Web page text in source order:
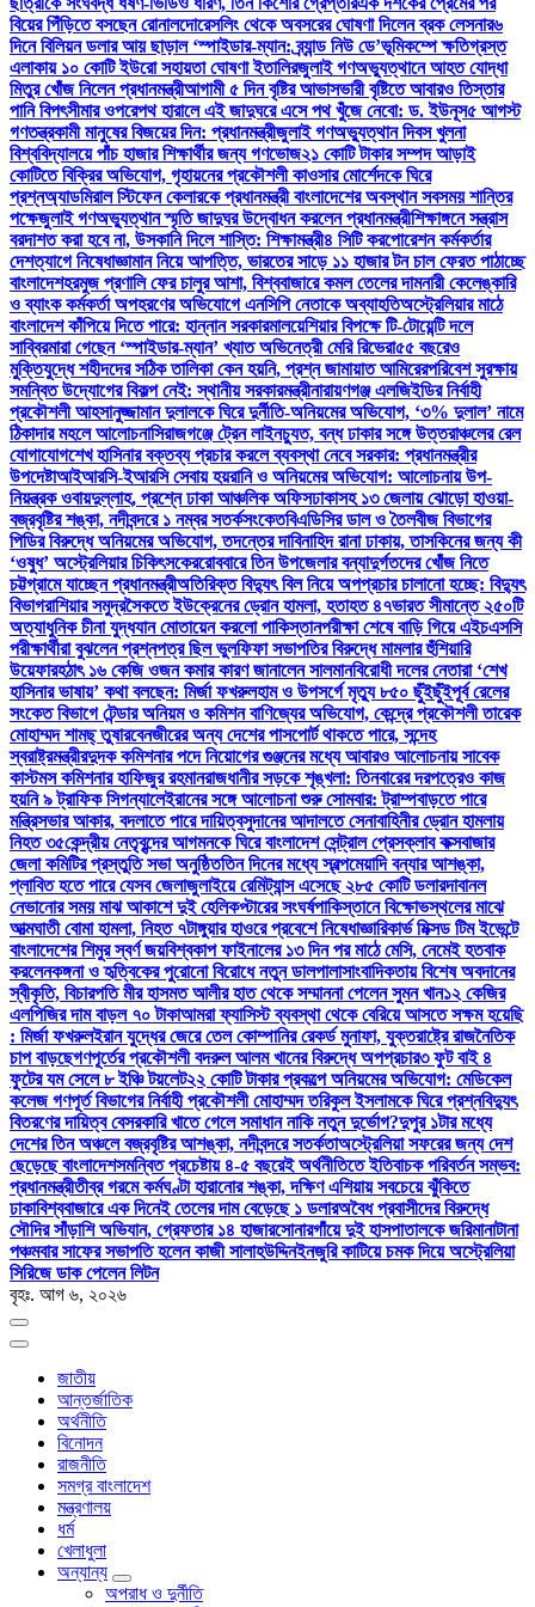
বিয়ের পিঁড়িতে বসছেন রোনালদোরেসলিং থেকে অবসরের ঘোষণা দিলেন ব্রক লেসনার৬
দিনে বিলিয়ন ডলার আয় ছাড়াল ‘স্পাইডার-ম্যান: ব্র্যান্ড নিউ ডে’ভূমিকম্পে ক্ষতিগ্রস্ত
এলাকায় ১০ কোটি ইউরো সহায়তা ঘোষণা ইতালিরজুলাই গণঅভ্যুত্থানে আহত যোদ্ধা
মিতুর খোঁজ নিলেন প্রধানমন্ত্রীআগামী ৫ দিন বৃষ্টির আভাসভারী বৃষ্টিতে আবারও তিস্তার
পানি বিপৎসীমার ওপরেপথ হারালে এই জাদুঘরে এসে পথ খুঁজে নেবো: ড. ইউনূস৫ আগস্ট
গণতন্ত্রকামী মানুষের বিজয়ের দিন: প্রধানমন্ত্রীজুলাই গণঅভ্যুত্থান দিবস খুলনা
বিশ্ববিদ্যালয়ে পাঁচ হাজার শিক্ষার্থীর জন্য গণভোজ২১ কোটি টাকার সম্পদ আড়াই
কোটিতে বিক্রির অভিযোগ, গৃহায়নের প্রকৌশলী কাওসার মোর্শেদকে ঘিরে
প্রশ্নঅ্যাডমিরাল স্টিফেন কেলারকে প্রধানমন্ত্রী বাংলাদেশের অবস্থান সবসময় শান্তির
পক্ষেজুলাই গণঅভ্যুত্থান স্মৃতি জাদুঘর উদ্বোধন করলেন প্রধানমন্ত্রীশিক্ষাঙ্গনে সন্ত্রাস
বরদাশত করা হবে না, উসকানি দিলে শাস্তি: শিক্ষামন্ত্রী৪ সিটি করপোরেশন কর্মকর্তার
দেশত্যাগে নিষেধাজ্ঞামান নিয়ে আপত্তি, ভারতের সাড়ে ১১ হাজার টন চাল ফেরত পাঠাচ্ছে
বাংলাদেশহরমুজ প্রণালি ফের চালুর আশা, বিশ্ববাজারে কমল তেলের দামনারী কেলেঙ্কারি
ও ব্যাংক কর্মকর্তা অপহরণের অভিযোগে এনসিপি নেতাকে অব্যাহতিঅস্ট্রেলিয়ার মাঠে
বাংলাদেশ কাঁপিয়ে দিতে পারে: হান্নান সরকারমালয়েশিয়ার বিপক্ষে টি-টোয়েন্টি দলে
সাব্বিরমারা গেছেন ‘স্পাইডার-ম্যান’ খ্যাত অভিনেত্রী মেরি রিভেরা৫৫ বছরেও
মুক্তিযুদ্ধে শহীদদের সঠিক তালিকা কেন হয়নি, প্রশ্ন জামায়াত আমিরেরপরিবেশ সুরক্ষায়
সমন্বিত উদ্যোগের বিকল্প নেই: স্থানীয় সরকারমন্ত্রীনারায়ণগঞ্জ এলজিইডির নির্বাহী
প্রকৌশলী আহসানুজ্জামান দুলালকে ঘিরে দুর্নীতি-অনিয়মের অভিযোগ, ‘৩% দুলাল’ নামে
ঠিকাদার মহলে আলোচনাসিরাজগঞ্জে ট্রেন লাইনচ্যুত, বন্ধ ঢাকার সঙ্গে উত্তরাঞ্চলের রেল
যোগাযোগশেখ হাসিনার বক্তব্য প্রচার করলে ব্যবস্থা নেবে সরকার: প্রধানমন্ত্রীর
উপদেষ্টাআইআরসি-ইআরসি সেবায় হয়রানি ও অনিয়মের অভিযোগ: আলোচনায় উপ-
নিয়ন্ত্রক ওবায়দুল্লাহ, প্রশ্নে ঢাকা আঞ্চলিক অফিসঢাকাসহ ১৩ জেলায় ঝোড়ো হাওয়া-
বজ্রবৃষ্টির শঙ্কা, নদীবন্দরে ১ নম্বর সতর্কসংকেতবিএডিসির ডাল ও তৈলবীজ বিভাগের
পিডির বিরুদ্ধে অনিয়মের অভিযোগ, তদন্তের দাবিনাহিদ রানা ঢাকায়, তাসকিনের জন্য কী
‘ওষুধ’ অস্ট্রেলিয়ার চিকিৎসকেররোববারে তিন উপজেলার বন্যাদুর্গতদের খোঁজ নিতে
চট্টগ্রামে যাচ্ছেন প্রধানমন্ত্রীঅতিরিক্ত বিদ্যুৎ বিল নিয়ে অপপ্রচার চালানো হচ্ছে: বিদ্যুৎ
বিভাগরাশিয়ার সমুদ্রসৈকতে ইউক্রেনের ড্রোন হামলা, হতাহত ৪৭ভারত সীমান্তে ২৫০টি
অত্যাধুনিক চীনা যুদ্ধযান মোতায়েন করলো পাকিস্তানপরীক্ষা শেষে বাড়ি গিয়ে এইচএসসি
পরীক্ষার্থীরা বুঝলেন প্রশ্নপত্র ছিল ভুলফিফা সভাপতির বিরুদ্ধে মামলার হুঁশিয়ারি
উয়েফারহঠাৎ ১৬ কেজি ওজন কমার কারণ জানালেন সালমানবিরোধী দলের নেতারা ‘শেখ
হাসিনার ভাষায়’ কথা বলছেন: মির্জা ফখরুলহাম ও উপসর্গে মৃত্যু ৮৫০ ছুঁইছুঁইপূর্ব রেলের
সংকেত বিভাগে টেন্ডার অনিয়ম ও কমিশন বাণিজ্যের অভিযোগ, কেন্দ্রে প্রকৌশলী তারেক
মোহাম্মদ শামছ্ তুষারবেনজীরের অন্য দেশের পাসপোর্ট থাকতে পারে, সন্দেহ
স্বরাষ্ট্রমন্ত্রীরদুদক কমিশনার পদে নিয়োগের গুঞ্জনের মধ্যে আবারও আলোচনায় সাবেক
কাস্টমস কমিশনার হাফিজুর রহমানরাজধানীর সড়কে শৃঙ্খলা: তিনবারের দরপত্রেও কাজ
হয়নি ৯ ট্রাফিক সিগন্যালেইরানের সঙ্গে আলোচনা শুরু সোমবার: ট্রাম্পবাড়তে পারে
মন্ত্রিসভার আকার, বদলাতে পারে দায়িত্বসুদানের আদালতে সেনাবাহিনীর ড্রোন হামলায়
নিহত ৩৫কেন্দ্রীয় নেতৃবৃন্দের আগমনকে ঘিরে বাংলাদেশ সেন্ট্রাল প্রেসক্লাব কক্সবাজার
জেলা কমিটির প্রস্তুতি সভা অনুষ্ঠিততিন দিনের মধ্যে স্বল্পমেয়াদি বন্যার আশঙ্কা,
প্লাবিত হতে পারে যেসব জেলাজুলাইয়ে রেমিট্যান্স এসেছে ২৮৫ কোটি ডলারদাবানল
নেভানোর সময় মাঝ আকাশে দুই হেলিকপ্টারের সংঘর্ষপাকিস্তানে বিক্ষোভস্থলের মাঝে
আত্মঘাতী বোমা হামলা, নিহত ৭টাঙ্গুয়ার হাওরে প্রবেশে নিষেধাজ্ঞারিকার্ভ মিক্সড টিম ইভেন্টে
বাংলাদেশের শিমুর স্বর্ণ জয়বিশ্বকাপ ফাইনালের ১৩ দিন পর মাঠে মেসি, নেমেই হতবাক
করলেনকঙ্গনা ও হৃত্বিকের পুরোনো বিরোধে নতুন ডালপালাসাংবাদিকতায় বিশেষ অবদানের
স্বীকৃতি, বিচারপতি মীর হাসমত আলীর হাত থেকে সম্মাননা পেলেন সুমন খান১২ কেজির
এলপিজির দাম বাড়ল ৭০ টাকাআমরা ফ্যাসিস্ট ব্যবস্থা থেকে বেরিয়ে আসতে সক্ষম হয়েছি
: মির্জা ফখরুলইরান যুদ্ধের জেরে তেল কোম্পানির রেকর্ড মুনাফা, যুক্তরাষ্ট্রে রাজনৈতিক
চাপ বাড়ছেগণপূর্তের প্রকৌশলী বদরুল আলম খানের বিরুদ্ধে অপপ্রচার৩ ফুট বাই ৪
ফুটের যম সেলে ৮ ইঞ্চি টয়লেট২২ কোটি টাকার প্রকল্পে অনিয়মের অভিযোগ: মেডিকেল
কলেজ গণপূর্ত বিভাগের নির্বাহী প্রকৌশলী মোহাম্মদ তরিকুল ইসলামকে ঘিরে প্রশ্নবিদ্যুৎ
বিতরণের দায়িত্ব বেসরকারি খাতে গেলে সমাধান নাকি নতুন দুর্ভোগ?দুপুর ১টার মধ্যে
দেশের তিন অঞ্চলে বজ্রবৃষ্টির আশঙ্কা, নদীবন্দরে সতর্কতাঅস্ট্রেলিয়া সফরের জন্য দেশ
ছেড়েছে বাংলাদেশসমন্বিত প্রচেষ্টায় ৪-৫ বছরেই অর্থনীতিতে ইতিবাচক পরিবর্তন সম্ভব:
প্রধানমন্ত্রীতীব্র গরমে কর্মঘণ্টা হারানোর শঙ্কা, দক্ষিণ এশিয়ায় সবচেয়ে ঝুঁকিতে
ঢাকাবিশ্ববাজারে এক দিনেই তেলের দাম বেড়েছে ১ ডলারঅবৈধ প্রবাসীদের বিরুদ্ধে
সৌদির সাঁড়াশি অভিযান, গ্রেফতার ১৪ হাজারসোনারগাঁয়ে দুই হাসপাতালকে জরিমানাটানা
পঞ্চমবার সাফের সভাপতি হলেন কাজী সালাহউদ্দিনইনজুরি কাটিয়ে চমক দিয়ে অস্ট্রেলিয়া
সিরিজে ডাক পেলেন লিটন
বৃহঃ. আগ ৬, ২০২৬
জাতীয়
আন্তর্জাতিক
অর্থনীতি
বিনোদন
রাজনীতি
সমগ্র বাংলাদেশ
মন্ত্রণালয়
ধর্ম
খেলাধুলা
অন্যান্য
অপরাধ ও দুর্নীতি